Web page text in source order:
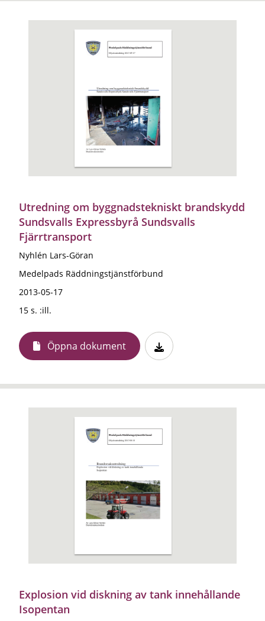
Utredning om byggnadstekniskt brandskydd
Sundsvalls Expressbyrå Sundsvalls
Fjärrtransport
Nyhlén Lars-Göran
Medelpads Räddningstjänstförbund
2013-05-17
15 s. :ill.
Öppna dokument
Explosion vid diskning av tank innehållande
Isopentan